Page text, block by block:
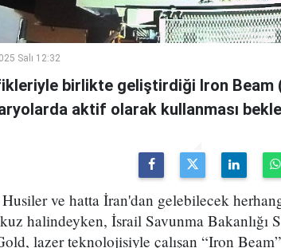
Salı 12:32
birlikte geliştirdiği Iron Beam
aktif olarak kullanması
ve hatta İran'dan gelebilecek
halindeyken, İsrail Savunma Bakanlığı
lazer teknolojisiyle çalışan “Iron